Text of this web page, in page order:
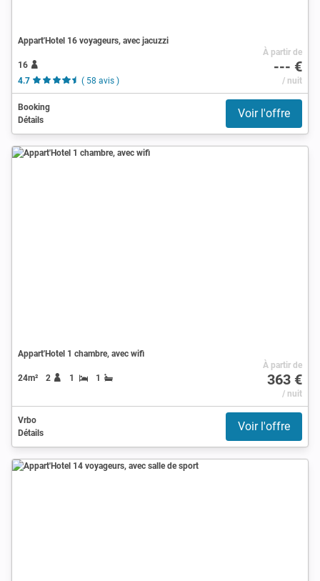
Appart'Hotel 16 voyageurs, avec jacuzzi
16
4.7
( 58 avis )
À partir de
--- €
/ nuit
Booking
Détails
Voir l'offre
Appart'Hotel 1 chambre, avec wifi
24m² 2 1 1
À partir de
363 €
/ nuit
Vrbo
Détails
Voir l'offre